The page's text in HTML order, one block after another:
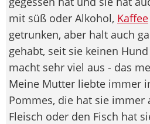
mit süß oder Alkohol, Kaffee
getrunken, aber halt auch
gehabt, seit sie keinen
macht sehr viel aus - das
Meine Mutter liebte immer
Pommes, die hat sie immer
Fleisch oder den Fisch hat